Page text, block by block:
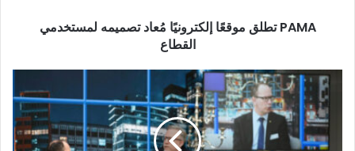
PAMA تطلق موقعًا إلكترونيًا مُعاد تصميمه لمستخدمي
القطاع
استوديو
interpack
التلفزيوني
يبث
أبرز